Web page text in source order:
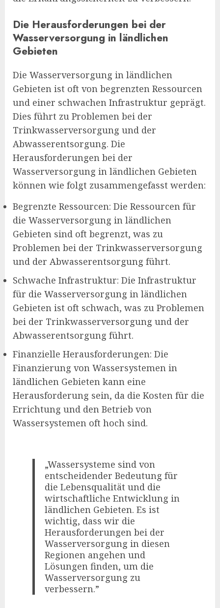
Die Herausforderungen bei der
Wasserversorgung in ländlichen
Gebieten
Die Wasserversorgung in ländlichen
Gebieten ist oft von begrenzten Ressourcen
und einer schwachen Infrastruktur geprägt.
Dies führt zu Problemen bei der
Trinkwasserversorgung und der
Abwasserentsorgung. Die
Herausforderungen bei der
Wasserversorgung in ländlichen Gebieten
können wie folgt zusammengefasst werden:
Begrenzte Ressourcen: Die Ressourcen für
die Wasserversorgung in ländlichen
Gebieten sind oft begrenzt, was zu
Problemen bei der Trinkwasserversorgung
und der Abwasserentsorgung führt.
Schwache Infrastruktur: Die Infrastruktur
für die Wasserversorgung in ländlichen
Gebieten ist oft schwach, was zu Problemen
bei der Trinkwasserversorgung und der
Abwasserentsorgung führt.
Finanzielle Herausforderungen: Die
Finanzierung von Wassersystemen in
ländlichen Gebieten kann eine
Herausforderung sein, da die Kosten für die
Errichtung und den Betrieb von
Wassersystemen oft hoch sind.
„Wassersysteme sind von
entscheidender Bedeutung für
die Lebensqualität und die
wirtschaftliche Entwicklung in
ländlichen Gebieten. Es ist
wichtig, dass wir die
Herausforderungen bei der
Wasserversorgung in diesen
Regionen angehen und
Lösungen finden, um die
Wasserversorgung zu
verbessern.”